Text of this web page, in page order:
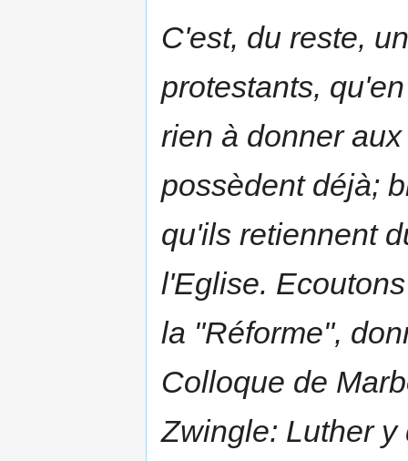
C'est, du reste,
protestants,
rien à donner
possèdent déjà;
qu'ils retiennent
l'Eglise.
la "Réforme",
Colloque de
Zwingle: Luther